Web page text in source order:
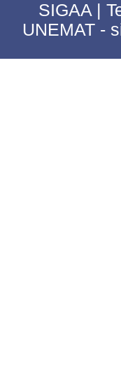
SIGAA |
UNEMAT -